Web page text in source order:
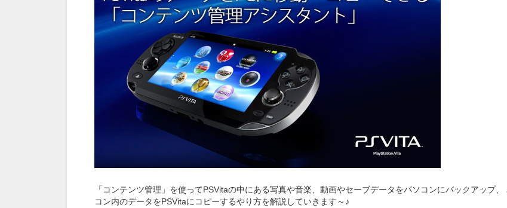
「コンテンツ管理」を使ってPSVitaの中にある写真や音楽、動画やセーブデータをパソコンにバックアップ、
コン内のデータをPSVitaにコピーするやり方を解説していきます～♪